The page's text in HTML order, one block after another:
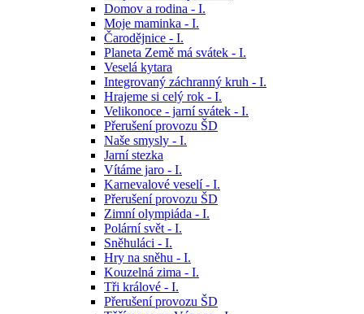
Domov a rodina - I.
Moje maminka - I.
Čarodějnice - I.
Planeta Země má svátek - I.
Veselá kytara
Integrovaný záchranný kruh - I.
Hrajeme si celý rok - I.
Velikonoce - jarní svátek - I.
Přerušení provozu ŠD
Naše smysly - I.
Jarní stezka
Vítáme jaro - I.
Karnevalové veselí - I.
Přerušení provozu ŠD
Zimní olympiáda - I.
Polární svět - I.
Sněhuláci - I.
Hry na sněhu - I.
Kouzelná zima - I.
Tři králové - I.
Přerušení provozu ŠD